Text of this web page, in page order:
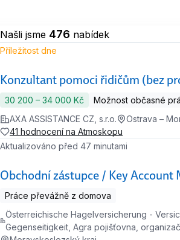
Našli jsme 476 nabídek
Konzultant pomoci řidičům (bez
Příležitost dne
30 200 ‍–‍ 34 000 Kč
Možnost občasné
AXA ASSISTANCE CZ, s.r.o.
Ostrava –
41 hodnocení na Atmoskopu
Obchodní zástupce / Key Account
Aktualizováno před 47 minutami
Práce převážně z domova
Österreichische Hagelversicherung -
Gegenseitigkeit, Agra pojišťovna,